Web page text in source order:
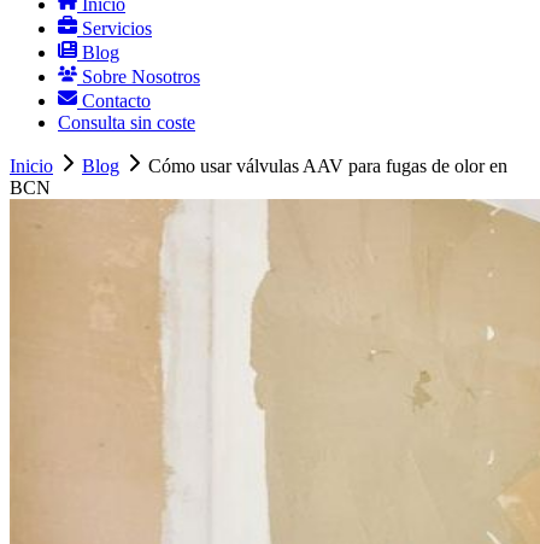
Inicio
Servicios
Blog
Sobre Nosotros
Contacto
Consulta sin coste
Inicio Blog
Cómo usar válvulas AAV para fugas de olor en
BCN